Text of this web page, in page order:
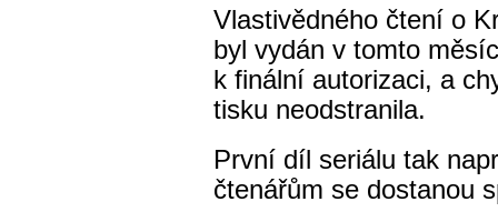
Vlastivědného čtení o
byl vydán v tomto
k finální autorizaci, a
tisku neodstranila.
První díl seriálu tak
čtenářům se dostanou